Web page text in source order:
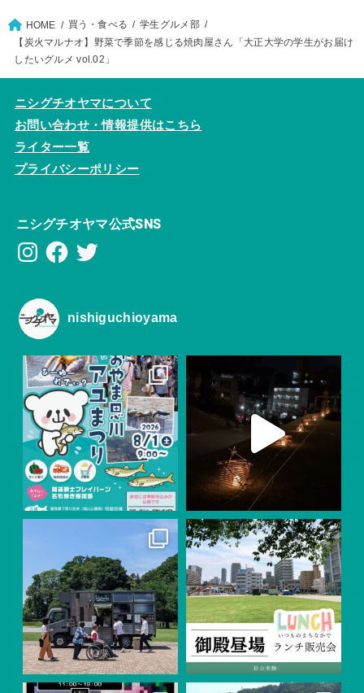
HOME 買う・食べる
学生グルメ部
【炭火マルナオ】野菜で季節を感じる焼肉屋さん「大正大学の学生がお届け
したいグルメ vol.02」
ニシグチオヤマについて
お問い合わせ・情報提供はこちら
ライター一覧
プライバシーポリシー
ニシグチオヤマ公式SNS
InstagramFacebook
Twitter
nishiguchioyama